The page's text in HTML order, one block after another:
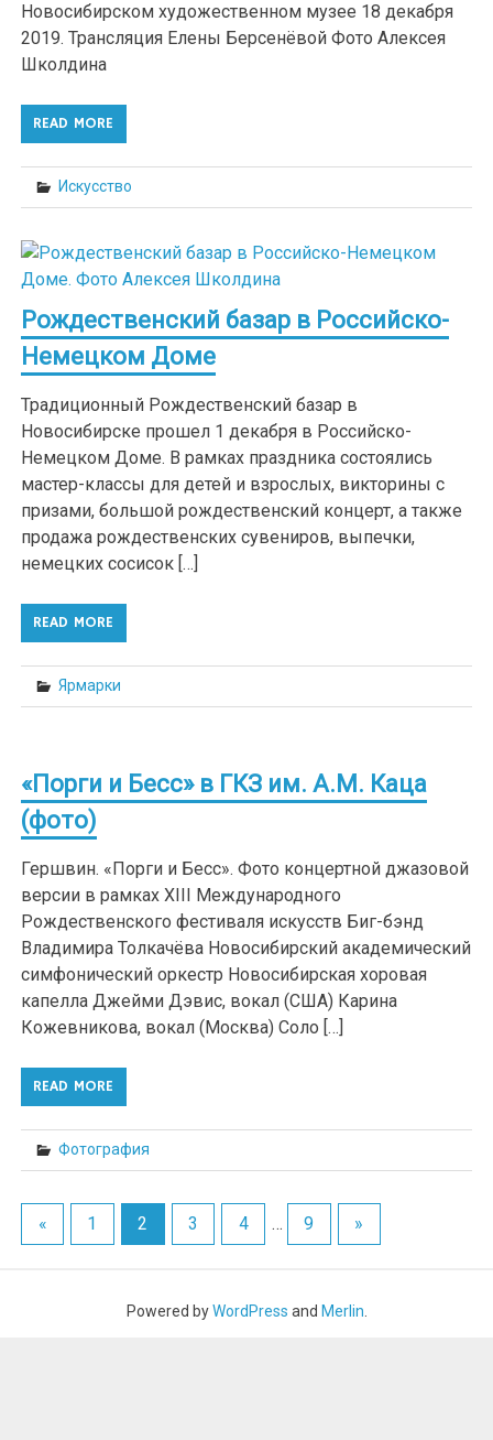
Новосибирском художественном музее 18 декабря
2019. Трансляция Елены Берсенёвой Фото Алексея
Школдина
READ MORE
Искусство
Рождественский базар в Российско-
Немецком Доме
Традиционный Рождественский базар в
Новосибирске прошел 1 декабря в Российско-
Немецком Доме. В рамках праздника состоялись
мастер-классы для детей и взрослых, викторины с
призами, большой рождественский концерт, а также
продажа рождественских сувениров, выпечки,
немецких сосисок […]
READ MORE
Ярмарки
«Порги и Бесс» в ГКЗ им. А.М. Каца
(фото)
Гершвин. «Порги и Бесс». Фото концертной джазовой
версии в рамках XIII Международного
Рождественского фестиваля искусств Биг-бэнд
Владимира Толкачёва Новосибирский академический
симфонический оркестр Новосибирская хоровая
капелла Джейми Дэвис, вокал (США) Карина
Кожевникова, вокал (Москва) Соло […]
READ MORE
Фотография
« 1 2 3 4 … 9 »
Powered byWordPress and Merlin